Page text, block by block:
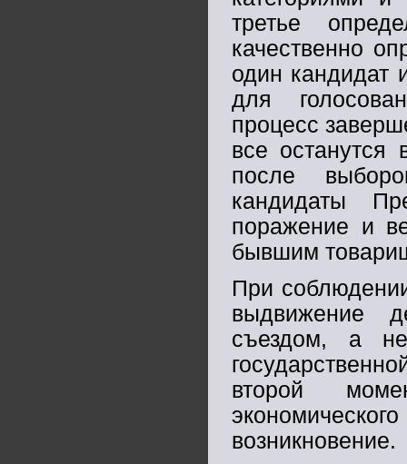
третье
качественно
один кандидат
для
процесс
все останутся
после
кандидаты
поражение и
бывшим
При
выдвижение
съездом, а
второй
возникновение.